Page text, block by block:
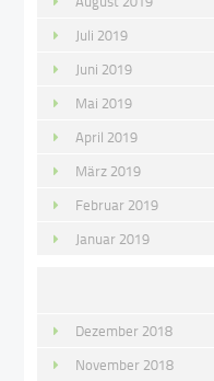
Juli 2019
Juni 2019
Mai 2019
April 2019
März 2019
Februar 2019
Januar 2019
Dezember 2018
November 2018